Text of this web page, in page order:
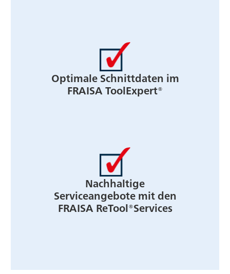
Optimale Schnittdaten im
FRAISA ToolExpert®
Nachhaltige
Serviceangebote mit den
FRAISA ReTool®Services